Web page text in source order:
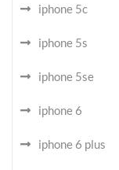
iphone 5c
iphone 5s
iphone 5se
iphone 6
iphone 6 plus